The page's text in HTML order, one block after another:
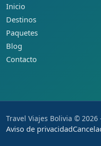
Inicio
Destinos
Paquetes
Blog
Contacto
Travel Viajes Bolivia ©
Aviso de privacidad